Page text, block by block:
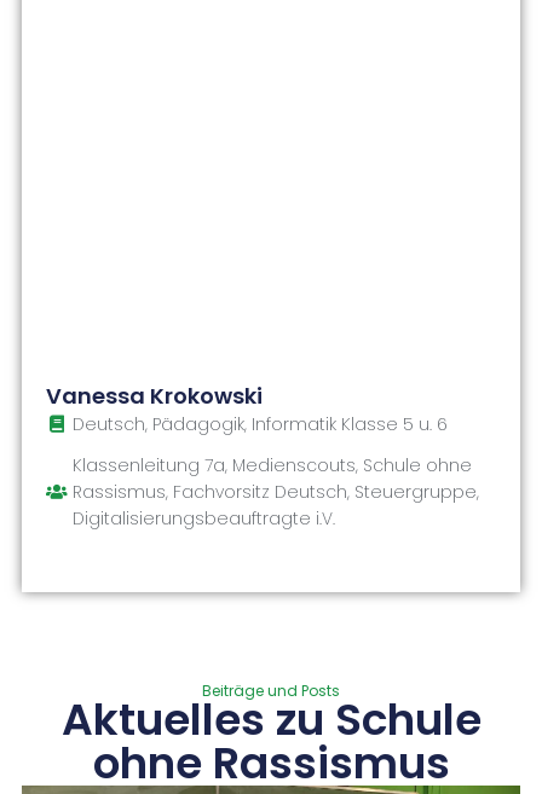
Vanessa Krokowski
Deutsch, Pädagogik, Informatik Klasse 5 u. 6
Klassenleitung 7a, Medienscouts, Schule ohne
Rassismus, Fachvorsitz Deutsch, Steuergruppe,
Digitalisierungsbeauftragte i.V.
Beiträge und Posts
Aktuelles zu Schule
ohne Rassismus